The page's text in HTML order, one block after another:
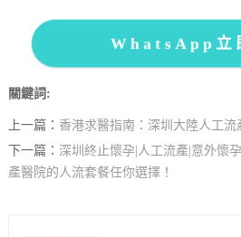
WhatsApp立
關鍵詞:
上一篇： 香港求醫指南：深圳大陸人工
下一篇： 深圳終止懷孕|人工流產|意外懷
產醫院的人流套餐任你選擇！